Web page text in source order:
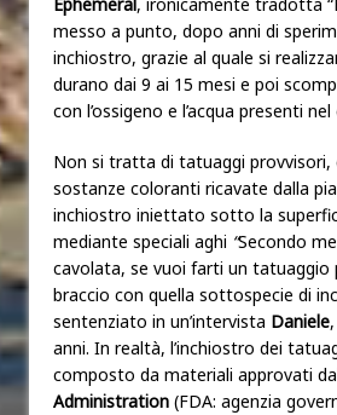
Ephemeral, ironicamente tradotta
messo a punto, dopo anni di
inchiostro, grazie al quale si
durano dai 9 ai 15 mesi e poi
con l’ossigeno e l’acqua presenti
Non si tratta di tatuaggi provvisori,
sostanze coloranti ricavate dalla
inchiostro iniettato sotto la
mediante speciali aghi “Secondo
cavolata, se vuoi farti un tatuaggio
braccio con quella sottospecie di
sentenziato in un’intervista Daniele
anni. In realtà, l’inchiostro dei
composto da materiali approvati
Administration (FDA: agenzia